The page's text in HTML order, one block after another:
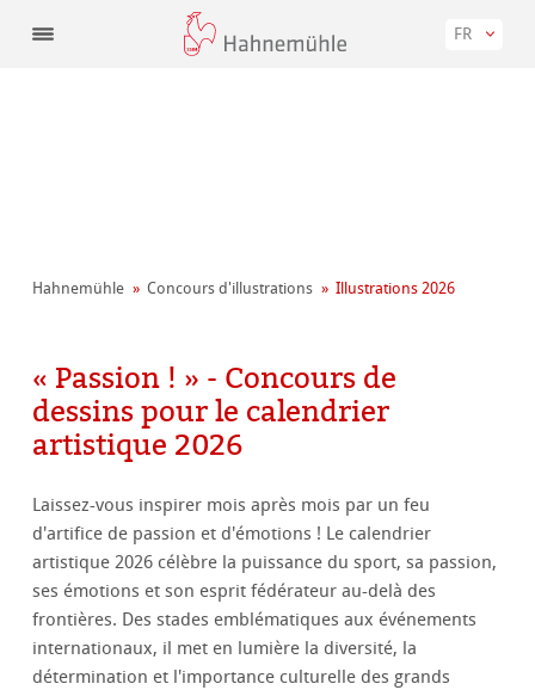
FR
Hahnemühle Concours d'illustrations Illustrations 2026
« Passion ! » - Concours de
dessins pour le calendrier
artistique 2026
Laissez-vous inspirer mois après mois par un feu
d'artifice de passion et d'émotions ! Le calendrier
artistique 2026 célèbre la puissance du sport, sa passion,
ses émotions et son esprit fédérateur au-delà des
frontières. Des stades emblématiques aux événements
internationaux, il met en lumière la diversité, la
détermination et l'importance culturelle des grands